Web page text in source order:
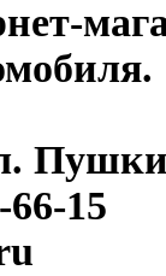
66-15